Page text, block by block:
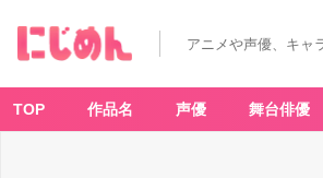
アニメや声優、キャ
TOP 作品名 声優 舞台俳優